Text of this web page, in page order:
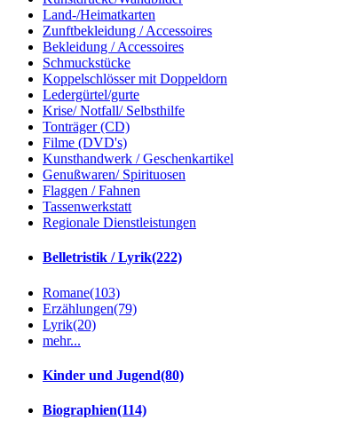
Land-/Heimatkarten
Zunftbekleidung / Accessoires
Bekleidung / Accessoires
Schmuckstücke
Koppelschlösser mit Doppeldorn
Ledergürtel/gurte
Krise/ Notfall/ Selbsthilfe
Tonträger (CD)
Filme (DVD's)
Kunsthandwerk / Geschenkartikel
Genußwaren/ Spirituosen
Flaggen / Fahnen
Tassenwerkstatt
Regionale Dienstleistungen
Belletristik / Lyrik(222)
Romane(103)
Erzählungen(79)
Lyrik(20)
mehr...
Kinder und Jugend(80)
Biographien(114)